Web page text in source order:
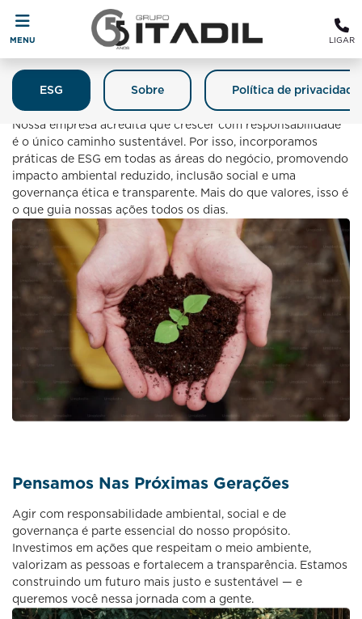
MENU LIGAR
Sobre
ESG Política de privacidade
Itadil E O Meio Ambiente
Nossa empresa acredita que crescer com responsabilidade
é o único caminho sustentável. Por isso, incorporamos
práticas de ESG em todas as áreas do negócio, promovendo
impacto ambiental reduzido, inclusão social e uma
governança ética e transparente. Mais do que valores, isso é
o que guia nossas ações todos os dias.
Pensamos Nas Próximas Gerações
Agir com responsabilidade ambiental, social e de
governança é parte essencial do nosso propósito.
Investimos em ações que respeitam o meio ambiente,
valorizam as pessoas e fortalecem a transparência. Estamos
construindo um futuro mais justo e sustentável — e
queremos você nessa jornada com a gente.